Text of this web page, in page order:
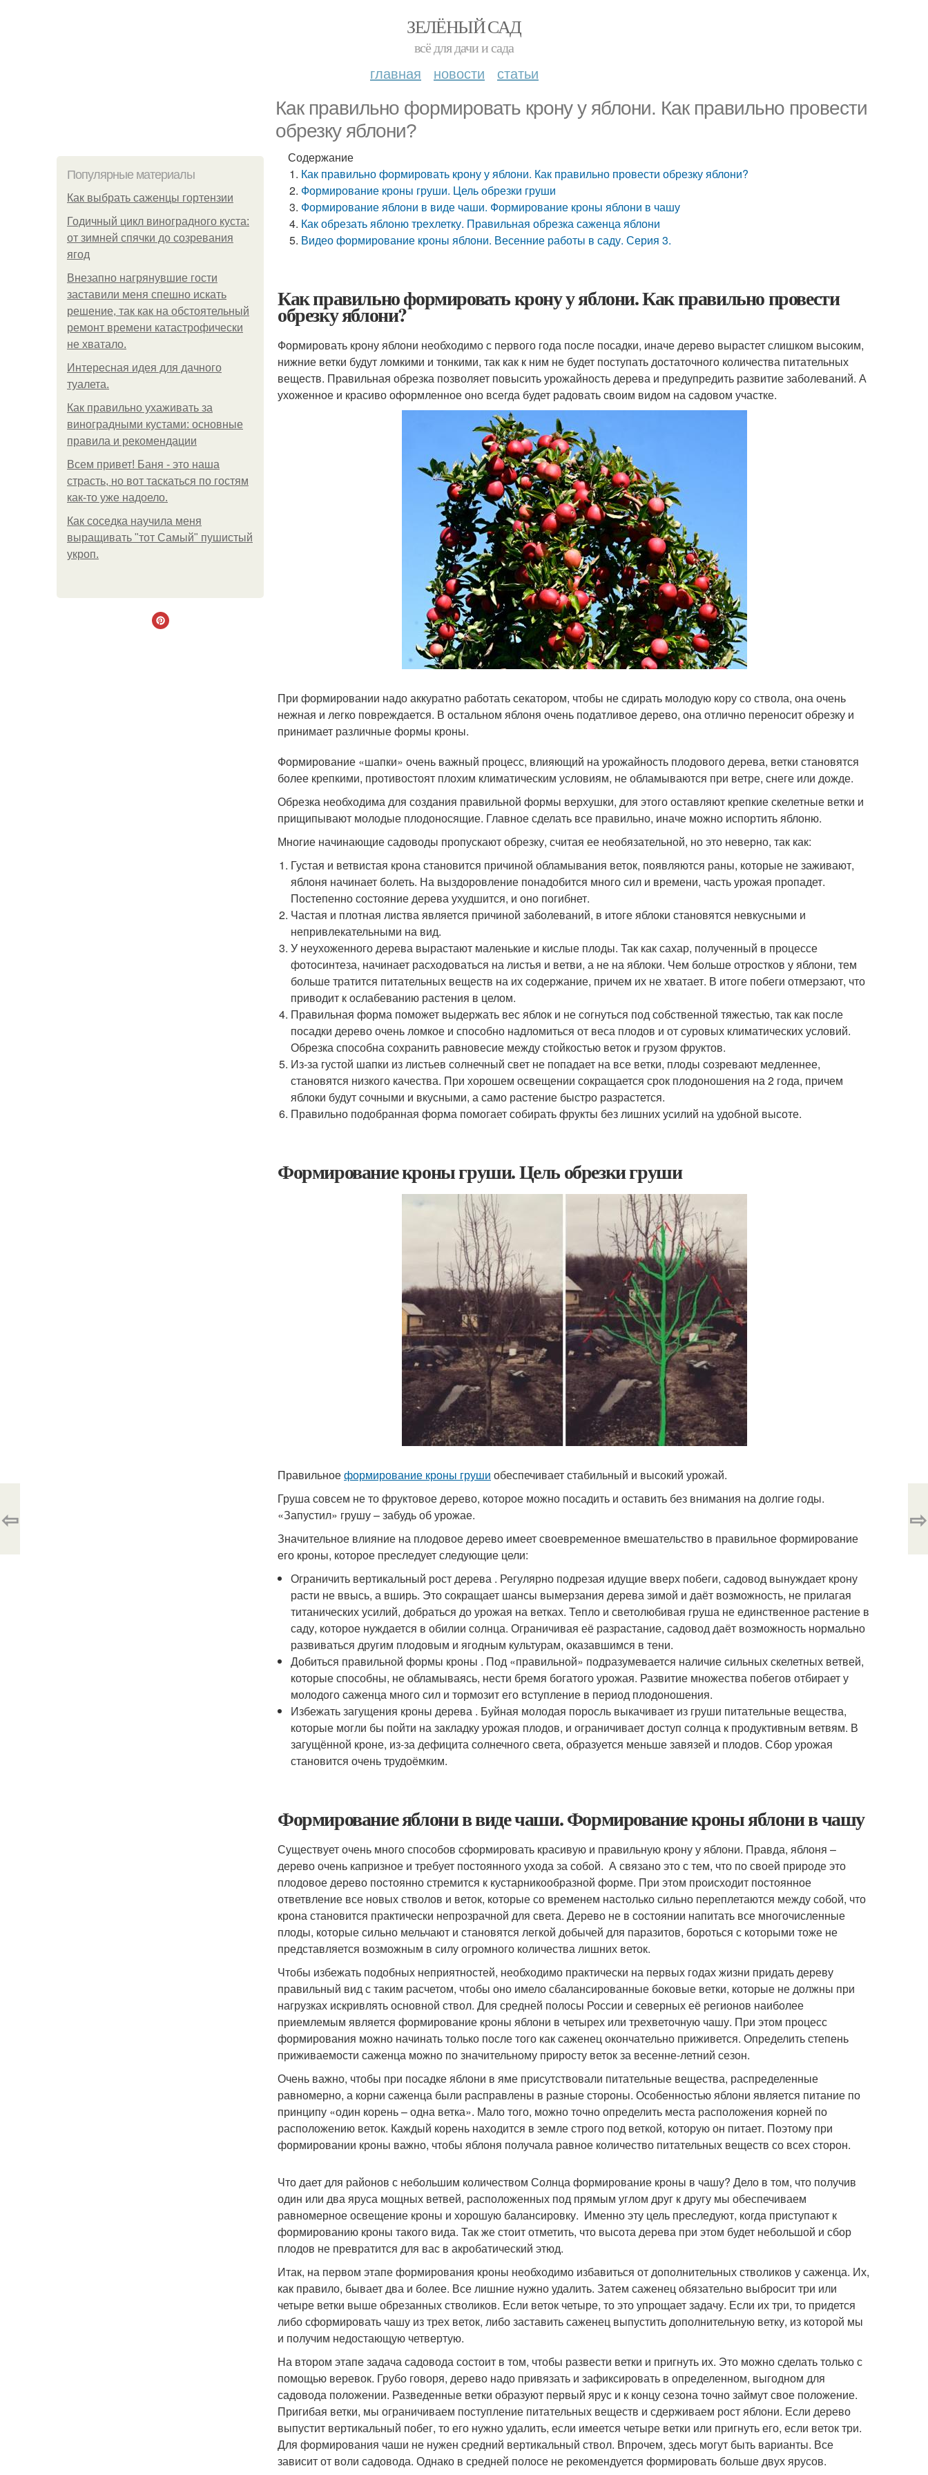
ЗЕЛЁНЫЙ САД
всё для дачи и сада
главная новости статьи
Как правильно формировать крону у яблони. Как правильно провести
обрезку яблони?
Популярные материалы
Как выбрать саженцы гортензии
Годичный цикл виноградного куста:
от зимней спячки до созревания
ягод
Внезапно нагрянувшие гости
заставили меня спешно искать
решение, так как на обстоятельный
ремонт времени катастрофически
не хватало.
Интересная идея для дачного
туалета.
Как правильно ухаживать за
виноградными кустами: основные
правила и рекомендации
Всем привет! Баня - это наша
страсть, но вот таскаться по гостям
как-то уже надоело.
Как соседка научила меня
выращивать "тот Самый" пушистый
укроп.
Содержание
Как правильно формировать крону у яблони. Как правильно провести обрезку яблони?
Формирование кроны груши. Цель обрезки груши
Формирование яблони в виде чаши. Формирование кроны яблони в чашу
Как обрезать яблоню трехлетку. Правильная обрезка саженца яблони
Видео формирование кроны яблони. Весенние работы в саду. Серия 3.
Как правильно формировать крону у яблони. Как правильно провести
обрезку яблони?
Формировать крону яблони необходимо с первого года после посадки, иначе дерево вырастет слишком высоким,
нижние ветки будут ломкими и тонкими, так как к ним не будет поступать достаточного количества питательных
веществ. Правильная обрезка позволяет повысить урожайность дерева и предупредить развитие заболеваний. А
ухоженное и красиво оформленное оно всегда будет радовать своим видом на садовом участке.
При формировании надо аккуратно работать секатором, чтобы не сдирать молодую кору со ствола, она очень
нежная и легко повреждается. В остальном яблоня очень податливое дерево, она отлично переносит обрезку и
принимает различные формы кроны.
Формирование «шапки» очень важный процесс, влияющий на урожайность плодового дерева, ветки становятся
более крепкими, противостоят плохим климатическим условиям, не обламываются при ветре, снеге или дожде.
Обрезка необходима для создания правильной формы верхушки, для этого оставляют крепкие скелетные ветки и
прищипывают молодые плодоносящие. Главное сделать все правильно, иначе можно испортить яблоню.
Многие начинающие садоводы пропускают обрезку, считая ее необязательной, но это неверно, так как:
Густая и ветвистая крона становится причиной обламывания веток, появляются раны, которые не заживают,
яблоня начинает болеть. На выздоровление понадобится много сил и времени, часть урожая пропадет.
Постепенно состояние дерева ухудшится, и оно погибнет.
Частая и плотная листва является причиной заболеваний, в итоге яблоки становятся невкусными и
непривлекательными на вид.
У неухоженного дерева вырастают маленькие и кислые плоды. Так как сахар, полученный в процессе
фотосинтеза, начинает расходоваться на листья и ветви, а не на яблоки. Чем больше отростков у яблони, тем
больше тратится питательных веществ на их содержание, причем их не хватает. В итоге побеги отмерзают, что
приводит к ослабеванию растения в целом.
Правильная форма поможет выдержать вес яблок и не согнуться под собственной тяжестью, так как после
посадки дерево очень ломкое и способно надломиться от веса плодов и от суровых климатических условий.
Обрезка способна сохранить равновесие между стойкостью веток и грузом фруктов.
Из-за густой шапки из листьев солнечный свет не попадает на все ветки, плоды созревают медленнее,
становятся низкого качества. При хорошем освещении сокращается срок плодоношения на 2 года, причем
яблоки будут сочными и вкусными, а само растение быстро разрастется.
Правильно подобранная форма помогает собирать фрукты без лишних усилий на удобной высоте.
Формирование кроны груши. Цель обрезки груши
Правильноеформирование кроны груши обеспечивает стабильный и высокий урожай.
Груша совсем не то фруктовое дерево, которое можно посадить и оставить без внимания на долгие годы.
«Запустил» грушу – забудь об урожае.
Значительное влияние на плодовое дерево имеет своевременное вмешательство в правильное формирование
его кроны, которое преследует следующие цели:
Ограничить вертикальный рост дерева . Регулярно подрезая идущие вверх побеги, садовод вынуждает крону
расти не ввысь, а вширь. Это сокращает шансы вымерзания дерева зимой и даёт возможность, не прилагая
титанических усилий, добраться до урожая на ветках. Тепло и светолюбивая груша не единственное растение в
саду, которое нуждается в обилии солнца. Ограничивая её разрастание, садовод даёт возможность нормально
развиваться другим плодовым и ягодным культурам, оказавшимся в тени.
Добиться правильной формы кроны . Под «правильной» подразумевается наличие сильных скелетных ветвей,
которые способны, не обламываясь, нести бремя богатого урожая. Развитие множества побегов отбирает у
молодого саженца много сил и тормозит его вступление в период плодоношения.
Избежать загущения кроны дерева . Буйная молодая поросль выкачивает из груши питательные вещества,
которые могли бы пойти на закладку урожая плодов, и ограничивает доступ солнца к продуктивным ветвям. В
загущённой кроне, из-за дефицита солнечного света, образуется меньше завязей и плодов. Сбор урожая
становится очень трудоёмким.
Формирование яблони в виде чаши. Формирование кроны яблони в чашу
Существует очень много способов сформировать красивую и правильную крону у яблони. Правда, яблоня –
дерево очень капризное и требует постоянного ухода за собой. А связано это с тем, что по своей природе это
плодовое дерево постоянно стремится к кустарникообразной форме. При этом происходит постоянное
ответвление все новых стволов и веток, которые со временем настолько сильно переплетаются между собой, что
крона становится практически непрозрачной для света. Дерево не в состоянии напитать все многочисленные
плоды, которые сильно мельчают и становятся легкой добычей для паразитов, бороться с которыми тоже не
представляется возможным в силу огромного количества лишних веток.
Чтобы избежать подобных неприятностей, необходимо практически на первых годах жизни придать дереву
правильный вид с таким расчетом, чтобы оно имело сбалансированные боковые ветки, которые не должны при
нагрузках искривлять основной ствол. Для средней полосы России и северных её регионов наиболее
приемлемым является формирование кроны яблони в четырех или трехветочную чашу. При этом процесс
формирования можно начинать только после того как саженец окончательно приживется. Определить степень
приживаемости саженца можно по значительному приросту веток за весенне-летний сезон.
Очень важно, чтобы при посадке яблони в яме присутствовали питательные вещества, распределенные
равномерно, а корни саженца были расправлены в разные стороны. Особенностью яблони является питание по
принципу «один корень – одна ветка». Мало того, можно точно определить места расположения корней по
расположению веток. Каждый корень находится в земле строго под веткой, которую он питает. Поэтому при
формировании кроны важно, чтобы яблоня получала равное количество питательных веществ со всех сторон.
Что дает для районов с небольшим количеством Солнца формирование кроны в чашу? Дело в том, что получив
один или два яруса мощных ветвей, расположенных под прямым углом друг к другу мы обеспечиваем
равномерное освещение кроны и хорошую балансировку. Именно эту цель преследуют, когда приступают к
формированию кроны такого вида. Так же стоит отметить, что высота дерева при этом будет небольшой и сбор
плодов не превратится для вас в акробатический этюд.
Итак, на первом этапе формирования кроны необходимо избавиться от дополнительных стволиков у саженца. Их,
как правило, бывает два и более. Все лишние нужно удалить. Затем саженец обязательно выбросит три или
четыре ветки выше обрезанных стволиков. Если веток четыре, то это упрощает задачу. Если их три, то придется
либо сформировать чашу из трех веток, либо заставить саженец выпустить дополнительную ветку, из которой мы
и получим недостающую четвертую.
На втором этапе задача садовода состоит в том, чтобы развести ветки и пригнуть их. Это можно сделать только с
помощью веревок. Грубо говоря, дерево надо привязать и зафиксировать в определенном, выгодном для
садовода положении. Разведенные ветки образуют первый ярус и к концу сезона точно займут свое положение.
Пригибая ветки, мы ограничиваем поступление питательных веществ и сдерживаем рост яблони. Если дерево
выпустит вертикальный побег, то его нужно удалить, если имеется четыре ветки или пригнуть его, если веток три.
Для формирования чаши не нужен средний вертикальный ствол. Впрочем, здесь могут быть варианты. Все
зависит от воли садовода. Однако в средней полосе не рекомендуется формировать больше двух ярусов.
⇦ ⇨